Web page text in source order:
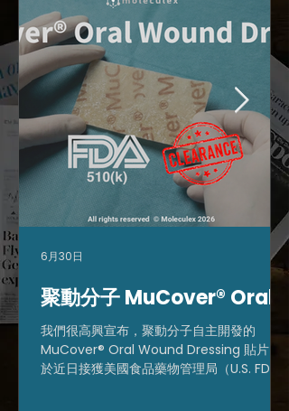
聚動分子 MuCover® Oral
Wound Dressing 取得美國
FDA 510(k) 上市許可，推
我們很高興宣布，聚動分子自主開發的
MuCover® Oral Wound Dressing 貼片已
於近日接獲美國食品藥物管理局（U.S. FDA）
6月30日